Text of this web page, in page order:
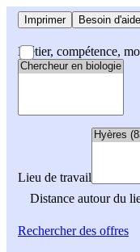
Imprimer Besoin
Métier, compétence,
Lieu de travail
Distance autour du
Rechercherdes offres